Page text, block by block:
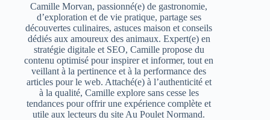
Camille Morvan, passionné(e) de gastronomie,
d’exploration et de vie pratique, partage ses
découvertes culinaires, astuces maison et conseils
dédiés aux amoureux des animaux. Expert(e) en
stratégie digitale et SEO, Camille propose du
contenu optimisé pour inspirer et informer, tout en
veillant à la pertinence et à la performance des
articles pour le web. Attaché(e) à l’authenticité et
à la qualité, Camille explore sans cesse les
tendances pour offrir une expérience complète et
utile aux lecteurs du site Au Poulet Normand.